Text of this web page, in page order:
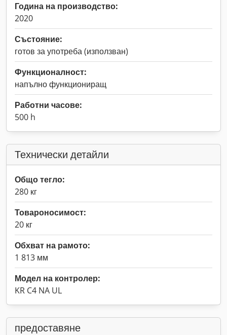
Година на производство:
2020
Състояние:
готов за употреба (използван)
Функционалност:
напълно функциониращ
Работни часове:
500 h
Технически детайли
Общо тегло:
280 кг
Товароносимост:
20 кг
Обхват на рамото:
1 813 мм
Модел на контролер:
KR C4 NA UL
предоставяне